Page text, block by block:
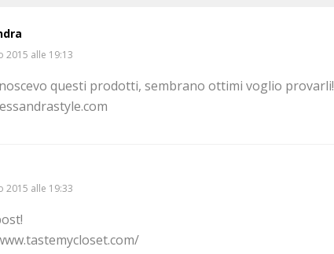
2015 alle 19:13
questi prodotti, sembrano ottimi voglio provarli!
2015 alle 19:33